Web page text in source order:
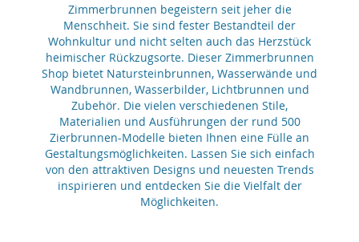
Zimmerbrunnen begeistern seit jeher die
Menschheit. Sie sind fester Bestandteil der
Wohnkultur und nicht selten auch das Herzstück
heimischer Rückzugsorte. Dieser Zimmerbrunnen
Shop bietet Natursteinbrunnen, Wasserwände und
Wandbrunnen, Wasserbilder, Lichtbrunnen und
Zubehör. Die vielen verschiedenen Stile,
Materialien und Ausführungen der rund 500
Zierbrunnen-Modelle bieten Ihnen eine Fülle an
Gestaltungsmöglichkeiten. Lassen Sie sich einfach
von den attraktiven Designs und neuesten Trends
inspirieren und entdecken Sie die Vielfalt der
Möglichkeiten.